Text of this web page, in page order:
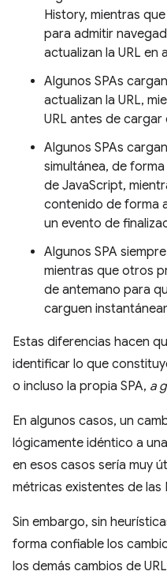
History, mientras
para admitir
actualizan la URL en
Algunos SPAs
actualizan la URL,
URL antes de
Algunos SPAs
simultánea, de
de JavaScript,
contenido de forma
un evento de
Algunos SPA
mientras que otros
de antemano para
carguen
Estas diferencias hacen
identificar lo que
o incluso la propia SPA, a
En algunos casos, un
lógicamente idéntico a
en esos casos sería muy
métricas existentes de las
Sin embargo, sin
forma confiable los
los demás cambios de